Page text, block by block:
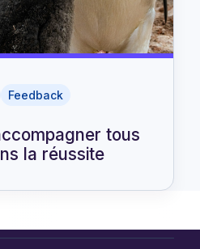
Feedback
tous
la réussite